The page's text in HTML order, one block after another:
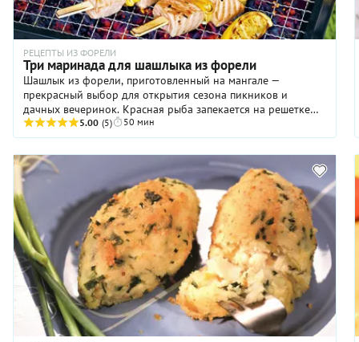
РЕЦЕПТЫ ИЗ ФОРЕЛИ
Три маринада для шашлыка из форели
Шашлык из форели, приготовленный на мангале —
прекрасный выбор для открытия сезона пикников и
дачных вечеринок. Красная рыба запекается на решетке
очень быстро и неизменно получается вкусной. А чтобы
рыбный шашлык вышел еще лучше, предлагаем
приготовить к нему маринад, точнее, целых три! Первый
вариант — перец чили, чеснок, горчица и соевый соус —
для любителей острых гастрономических ощущений.
Второй маринад — пикантный и при этом нежный. Для
него вам понадобится паста мисо, аджика и сливочное
масло. Третий маринад — классический: лимонный сок,
пряные травы (тимьян и сумах) и оливковое масло.
Выбирайте любой на свое усмотрение, жареная форель
обязательно «ответит» взаимностью — сочностью,
мягкостью и насыщенным вкусовым букетом.
5.00 (5) 50 мин